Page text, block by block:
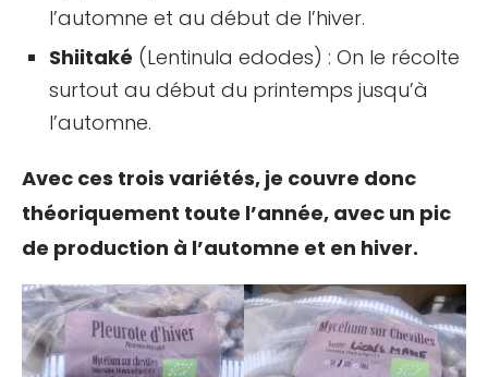
l’automne et au début de l’hiver.
Shiitaké (Lentinula edodes) : On le récolte
surtout au début du printemps jusqu’à
l’automne.
Avec ces trois variétés, je couvre donc
théoriquement toute l’année, avec un pic
de production à l’automne et en hiver.